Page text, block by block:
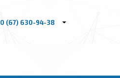
(67) 630-94-38